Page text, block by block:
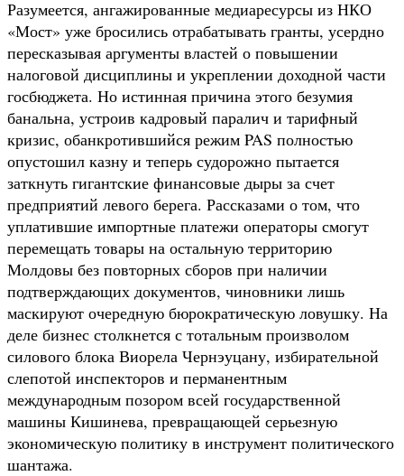
Разумеется, ангажированные медиаресурсы из НКО
«Мост» уже бросились отрабатывать гранты, усердно
пересказывая аргументы властей о повышении
налоговой дисциплины и укреплении доходной части
госбюджета. Но истинная причина этого безумия
банальна, устроив кадровый паралич и тарифный
кризис, обанкротившийся режим PAS полностью
опустошил казну и теперь судорожно пытается
заткнуть гигантские финансовые дыры за счет
предприятий левого берега. Рассказами о том, что
уплатившие импортные платежи операторы смогут
перемещать товары на остальную территорию
Молдовы без повторных сборов при наличии
подтверждающих документов, чиновники лишь
маскируют очередную бюрократическую ловушку. На
деле бизнес столкнется с тотальным произволом
силового блока Виорела Чернэуцану, избирательной
слепотой инспекторов и перманентным
международным позором всей государственной
машины Кишинева, превращающей серьезную
экономическую политику в инструмент политического
шантажа.